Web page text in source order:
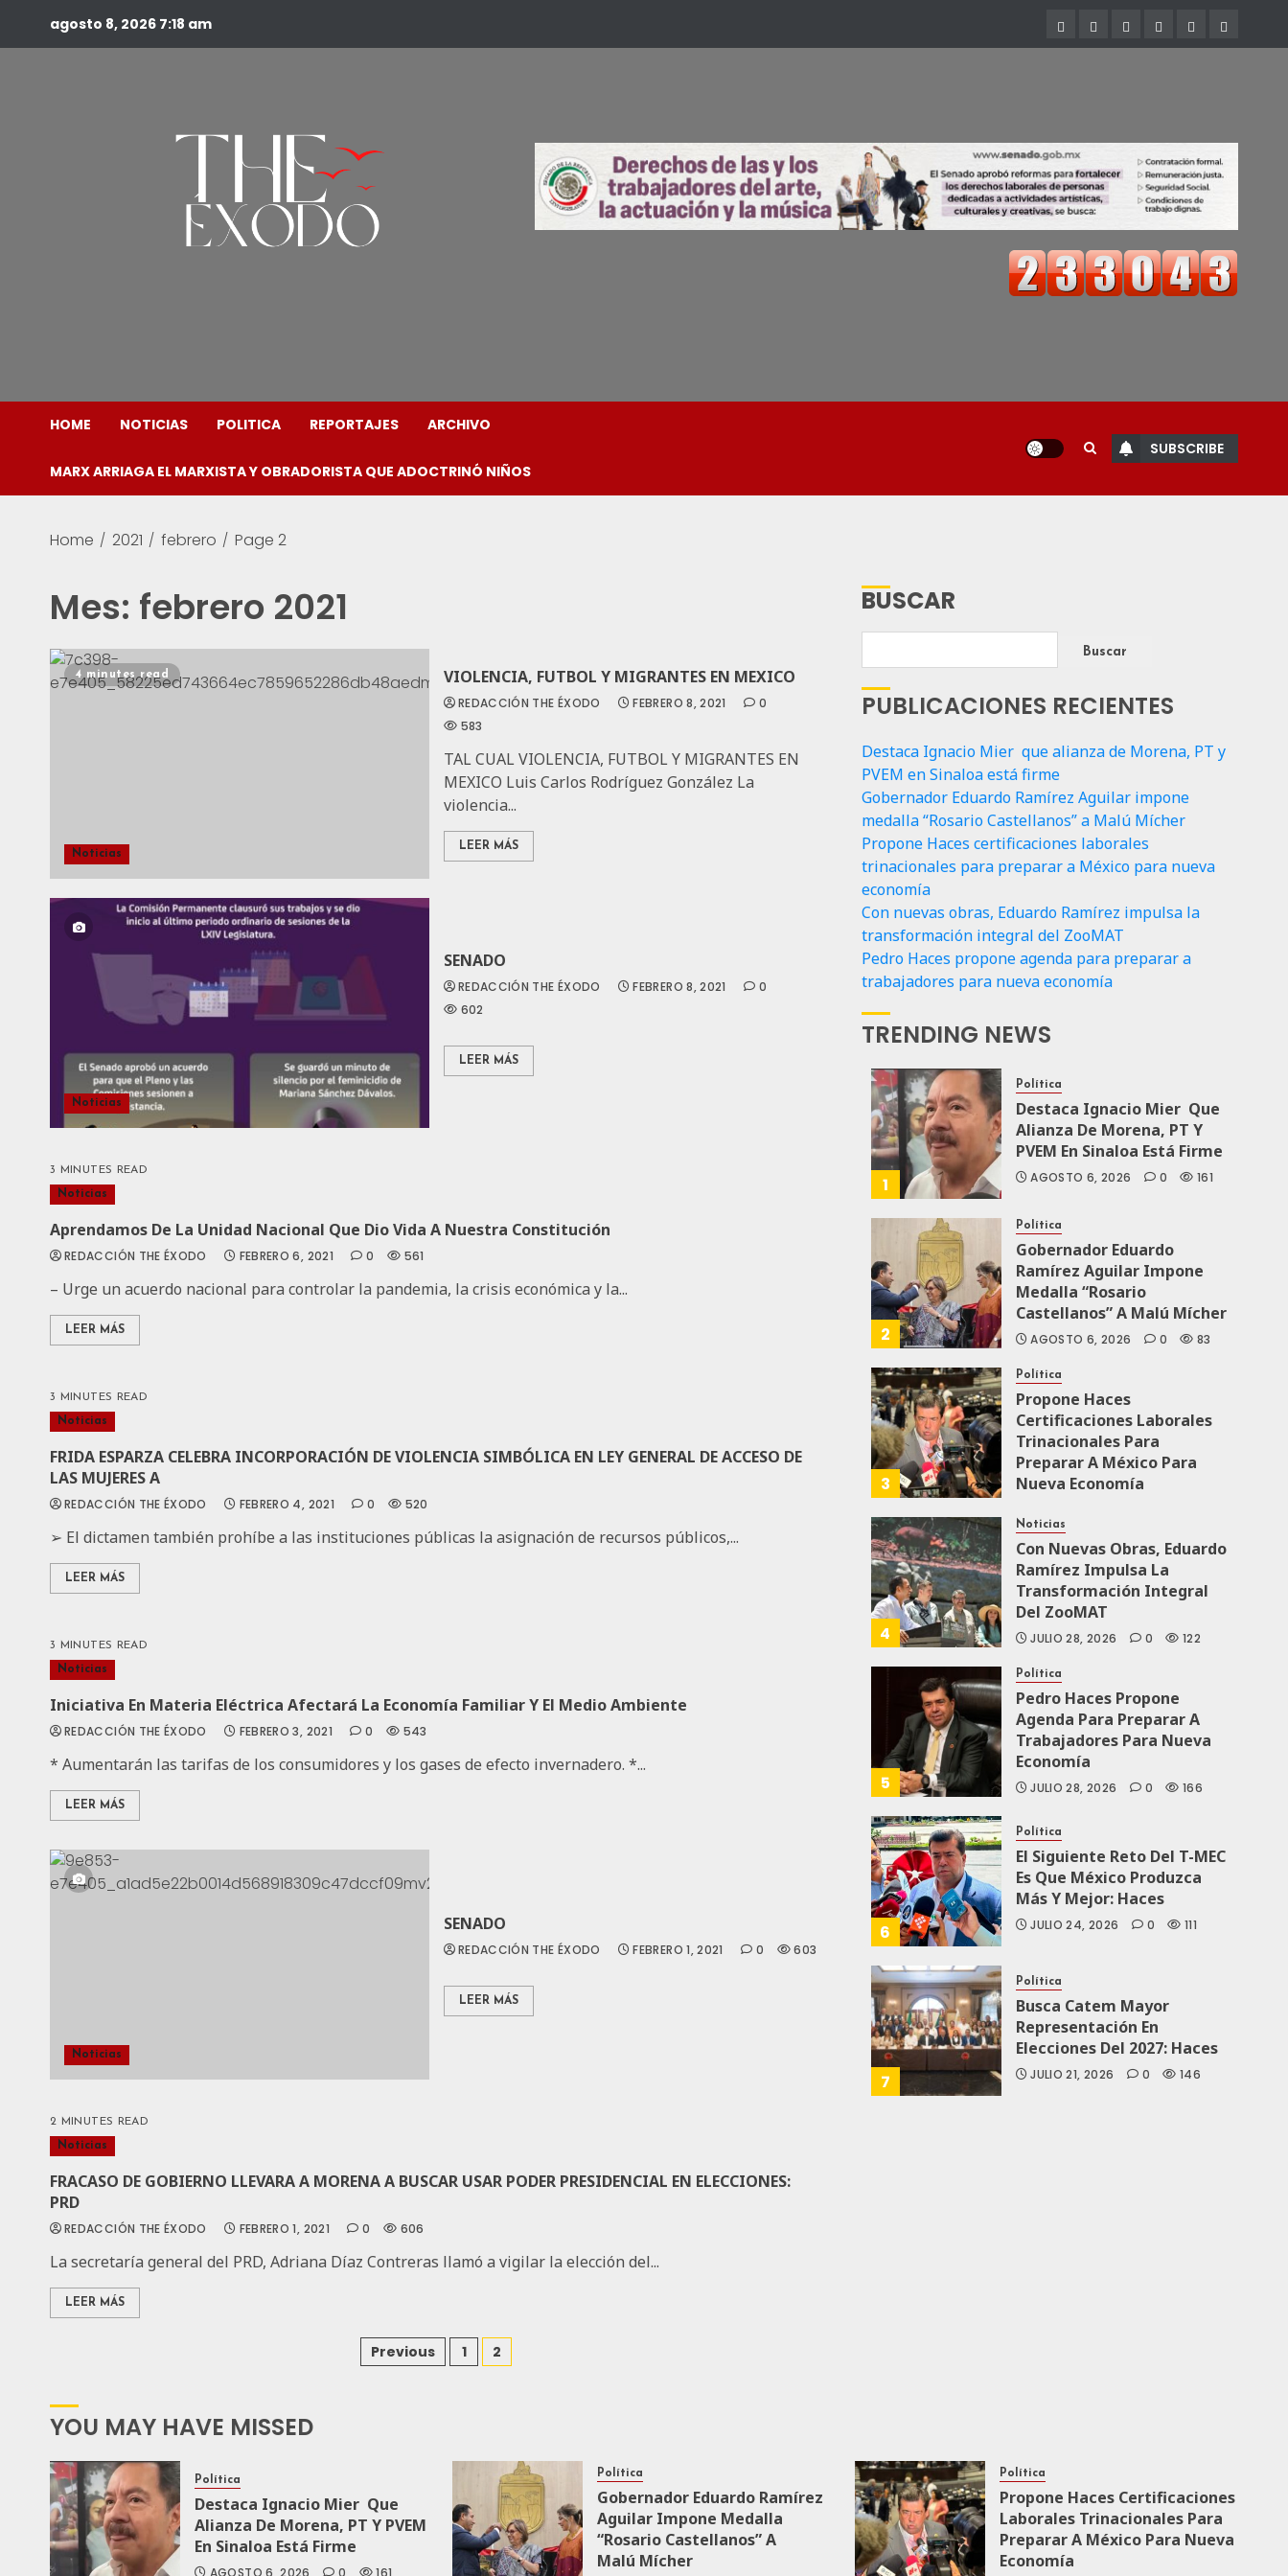
agosto 8, 2026 7:18 am
HOME NOTICIAS POLITICA REPORTAJES ARCHIVO
MARX ARRIAGA EL MARXISTA Y OBRADORISTA QUE ADOCTRINÓ NIÑOS
SUBSCRIBE
Home 2021 febrero Page 2
Mes: febrero 2021
4 minutes read
Noticias
VIOLENCIA, FUTBOL Y MIGRANTES EN MEXICO
REDACCIÓN THE ÉXODO FEBRERO 8, 2021
0
583
TAL CUAL VIOLENCIA, FUTBOL Y MIGRANTES EN
MEXICO Luis Carlos Rodríguez González La
violencia...
LEER MÁS
Noticias
SENADO
REDACCIÓN THE ÉXODO FEBRERO 8, 2021
0
602
LEER MÁS
3 MINUTES READ
Noticias
Aprendamos De La Unidad Nacional Que Dio Vida A Nuestra Constitución
REDACCIÓN THE ÉXODO FEBRERO 6, 2021 0 561
– Urge un acuerdo nacional para controlar la pandemia, la crisis económica y la...
LEER MÁS
3 MINUTES READ
Noticias
FRIDA ESPARZA CELEBRA INCORPORACIÓN DE VIOLENCIA SIMBÓLICA EN LEY GENERAL DE ACCESO DE
LAS MUJERES A
REDACCIÓN THE ÉXODO FEBRERO 4, 2021 0 520
➢ El dictamen también prohíbe a las instituciones públicas la asignación de recursos públicos,...
LEER MÁS
3 MINUTES READ
Noticias
Iniciativa En Materia Eléctrica Afectará La Economía Familiar Y El Medio Ambiente
REDACCIÓN THE ÉXODO FEBRERO 3, 2021 0 543
* Aumentarán las tarifas de los consumidores y los gases de efecto invernadero. *...
LEER MÁS
Noticias
SENADO
REDACCIÓN THE ÉXODO FEBRERO 1, 2021 0 603
LEER MÁS
2 MINUTES READ
Noticias
FRACASO DE GOBIERNO LLEVARA A MORENA A BUSCAR USAR PODER PRESIDENCIAL EN ELECCIONES:
PRD
REDACCIÓN THE ÉXODO FEBRERO 1, 2021 0 606
La secretaría general del PRD, Adriana Díaz Contreras llamó a vigilar la elección del...
LEER MÁS
Previous 1 2
BUSCAR
Buscar
PUBLICACIONES RECIENTES
Destaca Ignacio Mier que alianza de Morena, PT y
PVEM en Sinaloa está firme
Gobernador Eduardo Ramírez Aguilar impone
medalla “Rosario Castellanos” a Malú Mícher
Propone Haces certificaciones laborales
trinacionales para preparar a México para nueva
economía
Con nuevas obras, Eduardo Ramírez impulsa la
transformación integral del ZooMAT
Pedro Haces propone agenda para preparar a
trabajadores para nueva economía
TRENDING NEWS
1
Política
Destaca Ignacio Mier Que
Alianza De Morena, PT Y
PVEM En Sinaloa Está Firme
AGOSTO 6, 2026 0 161
2
Política
Gobernador Eduardo
Ramírez Aguilar Impone
Medalla “Rosario
Castellanos” A Malú Mícher
AGOSTO 6, 2026 0 83
3
Política
Propone Haces
Certificaciones Laborales
Trinacionales Para
Preparar A México Para
Nueva Economía
4
Noticias
Con Nuevas Obras, Eduardo
Ramírez Impulsa La
Transformación Integral
Del ZooMAT
JULIO 28, 2026 0 122
5
Política
Pedro Haces Propone
Agenda Para Preparar A
Trabajadores Para Nueva
Economía
JULIO 28, 2026 0 166
6
Política
El Siguiente Reto Del T-MEC
Es Que México Produzca
Más Y Mejor: Haces
JULIO 24, 2026 0 111
7
Política
Busca Catem Mayor
Representación En
Elecciones Del 2027: Haces
JULIO 21, 2026 0 146
YOU MAY HAVE MISSED
Política
Destaca Ignacio Mier Que
Alianza De Morena, PT Y PVEM
En Sinaloa Está Firme
AGOSTO 6, 2026 0 161
Política
Gobernador Eduardo Ramírez
Aguilar Impone Medalla
“Rosario Castellanos” A
Malú Mícher
Política
Propone Haces Certificaciones
Laborales Trinacionales Para
Preparar A México Para Nueva
Economía